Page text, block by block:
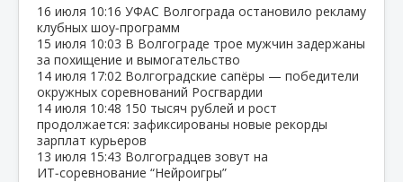
16 июля 10:16 УФАС Волгограда остановило рекламу
клубных шоу‑программ
15 июля 10:03 В Волгограде трое мужчин задержаны
за похищение и вымогательство
14 июля 17:02 Волгоградские сапёры — победители
окружных соревнований Росгвардии
14 июля 10:48 150 тысяч рублей и рост
продолжается: зафиксированы новые рекорды
зарплат курьеров
13 июля 15:43 Волгоградцев зовут на
ИТ‑соревнование “Нейроигры”